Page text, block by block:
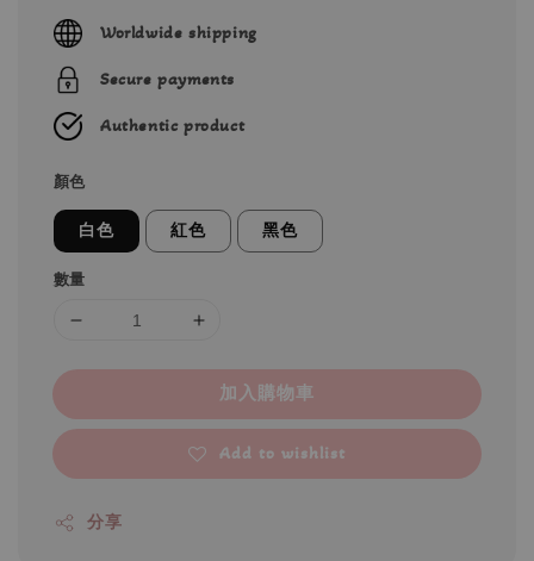
price
Worldwide shipping
Secure payments
Authentic product
顏色
白色 紅色 黑色
數量
加入購物車
Add to wishlist
分享